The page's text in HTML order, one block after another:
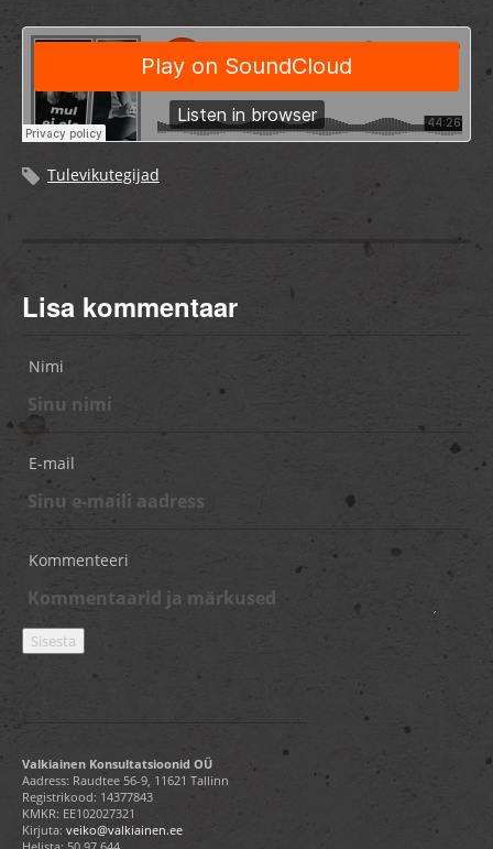
Tulevikutegijad
Lisa kommentaar
Nimi
E-mail
Kommenteeri
Valkiainen Konsultatsioonid OÜ
Aadress: Raudtee 56-9, 11621 Tallinn
Registrikood: 14377843
KMKR: EE102027321
Kirjuta: veiko@valkiainen.ee